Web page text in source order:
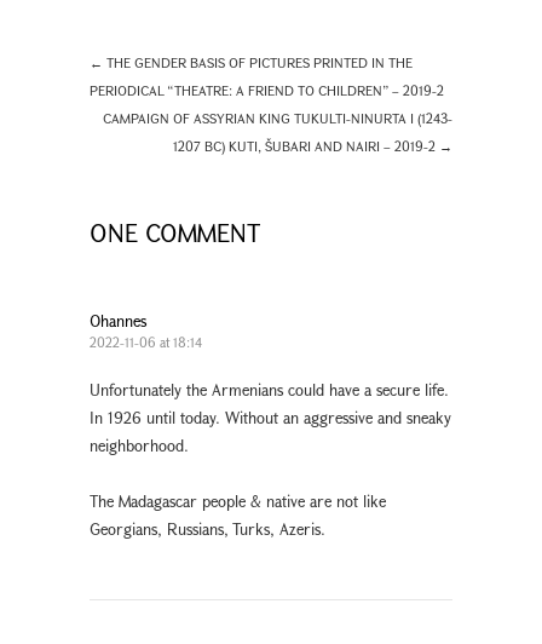
← THE GENDER BASIS OF PICTURES PRINTED IN THE
PERIODICAL “THEATRE: A FRIEND TO CHILDREN” – 2019-2
CAMPAIGN OF ASSYRIAN KING TUKULTI-NINURTA I (1243-
1207 BC) KUTI, ŠUBARI AND NAIRI – 2019-2 →
ONE COMMENT
Ohannes
2022-11-06 at 18:14
Unfortunately the Armenians could have a secure life.
In 1926 until today. Without an aggressive and sneaky
neighborhood.
The Madagascar people & native are not like
Georgians, Russians, Turks, Azeris.